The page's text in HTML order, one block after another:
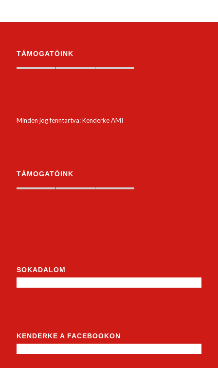
TÁMOGATÓINK
Minden jog fenntartva: Kenderke AMI
TÁMOGATÓINK
SOKADALOM
KENDERKE A FACEBOOKON